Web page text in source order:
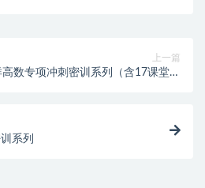
上一篇
数专项冲刺密训系列（含17课堂系
系列